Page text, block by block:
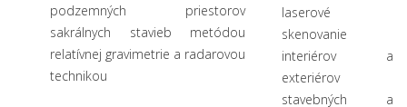
podzemných priestorov
sakrálnych stavieb metódou
relatívnej gravimetrie a radarovou
technikou
laserové
skenovanie
interiérov a
exteriérov
stavebných a